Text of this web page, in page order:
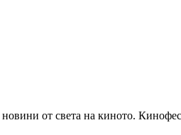
от света на киното.